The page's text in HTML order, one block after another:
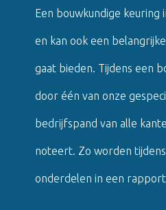
Een bouwkundige keuring
en kan ook een
gaat bieden. Tijdens een
door één van onze
bedrijfspand van alle
noteert. Zo worden
onderdelen in een